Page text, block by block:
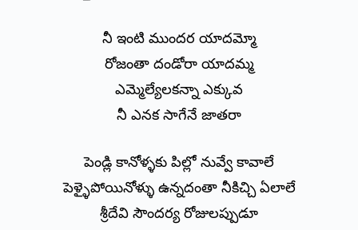
నీ ఇంటి ముందర యాదమ్మో
రోజంతా దండోరా యాదమ్మ
ఎమ్మెల్యేలకన్నా ఎక్కువ
నీ ఎనక సాగేనే జాతరా
పెండ్లి కానోళ్ళకు పిల్లో నువ్వే కావాలే
పెళ్ళైపోయినోళ్ళు ఉన్నదంతా నీకిచ్చి ఏలాలే
శ్రీదేవి సౌందర్య రోజులప్పుడూ